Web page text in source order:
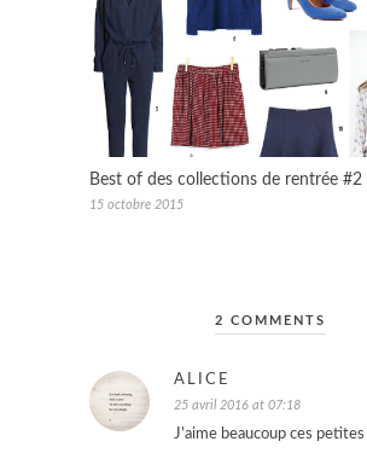
Best of des collections de rentrée #2
15 octobre 2015
2 COMMENTS
ALICE
25 avril 2016 at 07:18
J’aime beaucoup ces